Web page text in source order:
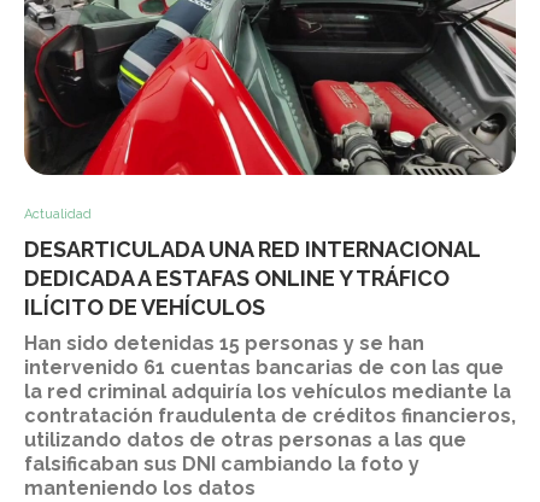
Actualidad
DESARTICULADA UNA RED INTERNACIONAL
DEDICADA A ESTAFAS ONLINE Y TRÁFICO
ILÍCITO DE VEHÍCULOS
Han sido detenidas 15 personas y se han
intervenido 61 cuentas bancarias de con las que
la red criminal adquiría los vehículos mediante la
contratación fraudulenta de créditos financieros,
utilizando datos de otras personas a las que
falsificaban sus DNI cambiando la foto y
manteniendo los datos